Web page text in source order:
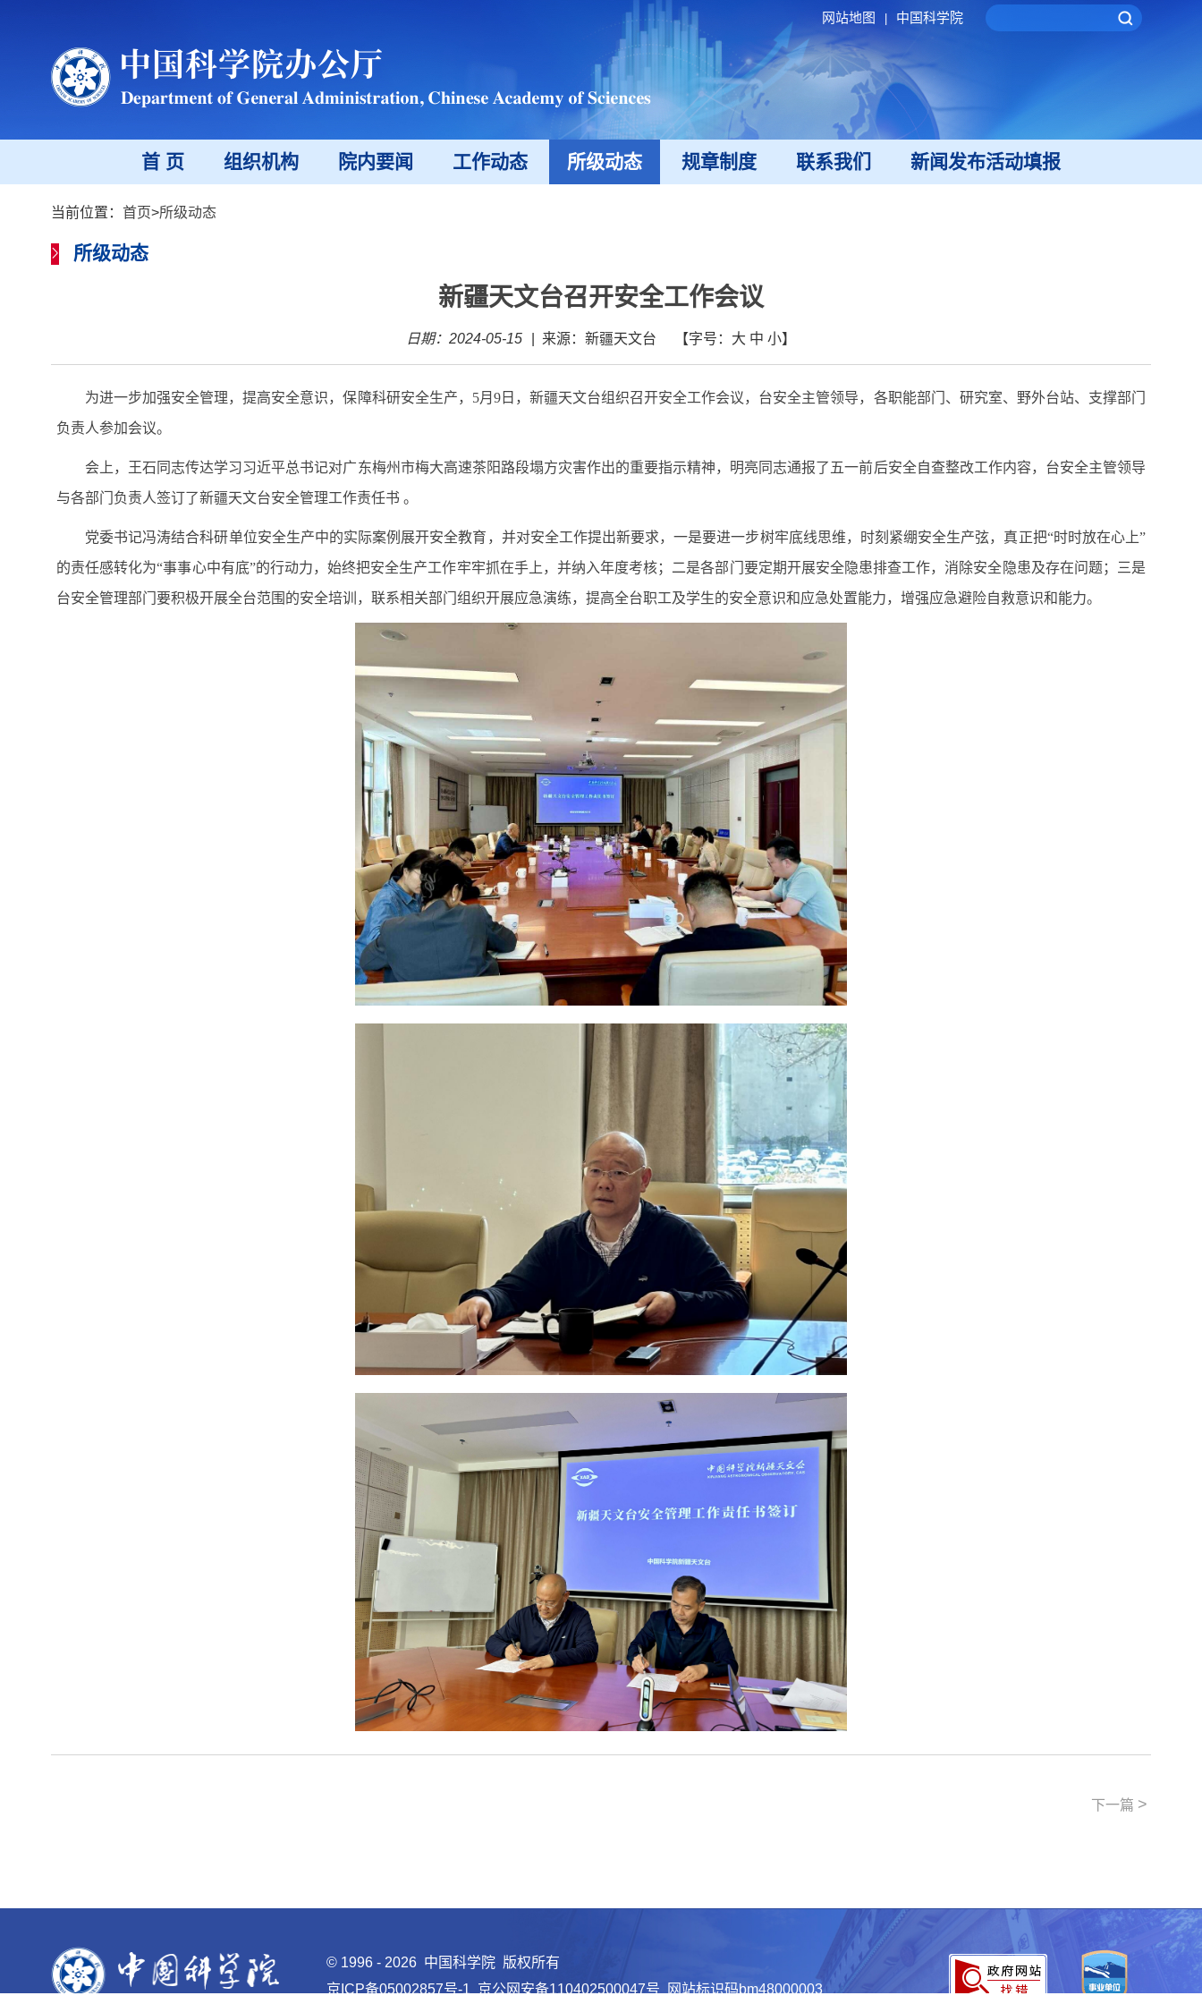
网站地图 中国科学院
首 页 组织机构 院内要闻 工作动态 所级动态 规章制度 联系我们 新闻发布活动填报
当前位置： 首页>所级动态
所级动态
新疆天文台召开安全工作会议
日期：2024-05-15 来源：新疆天文台 【字号： 大 中 小】
为进一步加强安全管理，提高安全意识，保障科研安全生产，5月9日，新疆天文台组织召开安全工作会议，台安全主管领导，各职能部门、研究室、野外台站、支撑部门
负责人参加会议。
会上，王石同志传达学习习近平总书记对广东梅州市梅大高速茶阳路段塌方灾害作出的重要指示精神，明亮同志通报了五一前后安全自查整改工作内容，台安全主管领导
与各部门负责人签订了新疆天文台安全管理工作责任书 。
党委书记冯涛结合科研单位安全生产中的实际案例展开安全教育，并对安全工作提出新要求，一是要进一步树牢底线思维，时刻紧绷安全生产弦，真正把“时时放在心上”
的责任感转化为“事事心中有底”的行动力，始终把安全生产工作牢牢抓在手上，并纳入年度考核；二是各部门要定期开展安全隐患排查工作，消除安全隐患及存在问题；三是
台安全管理部门要积极开展全台范围的安全培训，联系相关部门组织开展应急演练，提高全台职工及学生的安全意识和应急处置能力，增强应急避险自救意识和能力。
下一篇 >
© 1996 - 2026 中国科学院 版权所有
京ICP备05002857号-1 京公网安备110402500047号 网站标识码bm48000003